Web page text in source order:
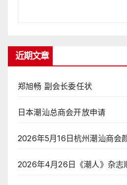
近期文章
郑旭畅 副会长委任状
日本潮汕总商会开放申请
2026年5月16日杭州潮汕商会
2026年4月26日《潮人》杂志